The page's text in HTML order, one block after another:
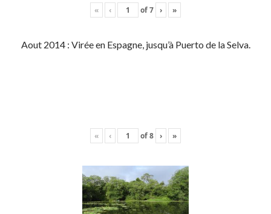
« ‹ of7 › »
Aout 2014 : Virée en Espagne, jusqu’à Puerto de la Selva.
« ‹ of8 › »